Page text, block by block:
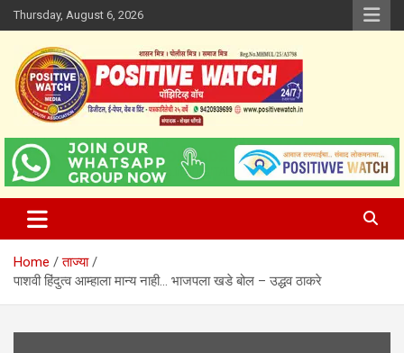
Skip
to
content
Thursday, August 6, 2026
Positive Watch
www.positivewatch.in
Home
ताज्या
पाशवी हिंदुत्व आम्हाला मान्य नाही… भाजपला खडे बोल – उद्धव ठाकरे